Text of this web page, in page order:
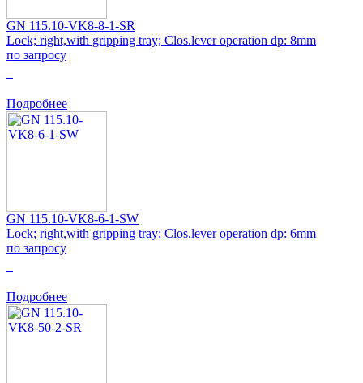
GN 115.10-VK8-8-1-SR
Lock; right,with gripping tray; Clos.lever operation dp: 8mm
по запросу
Подробнее
GN 115.10-VK8-6-1-SW
Lock; right,with gripping tray; Clos.lever operation dp: 6mm
по запросу
Подробнее